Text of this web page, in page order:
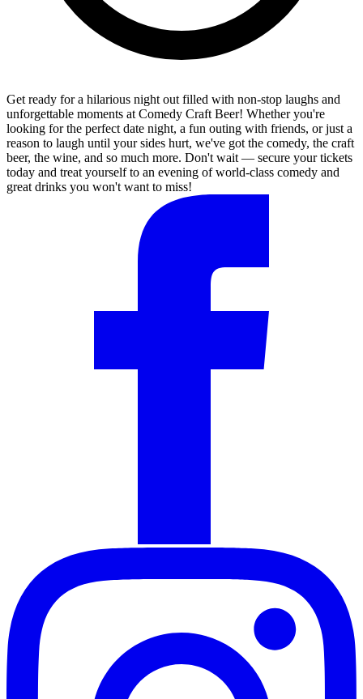
Get ready for a hilarious night out filled with non-stop laughs and
unforgettable moments at Comedy Craft Beer! Whether you're
looking for the perfect date night, a fun outing with friends, or just a
reason to laugh until your sides hurt, we've got the comedy, the craft
beer, the wine, and so much more. Don't wait — secure your tickets
today and treat yourself to an evening of world-class comedy and
great drinks you won't want to miss!